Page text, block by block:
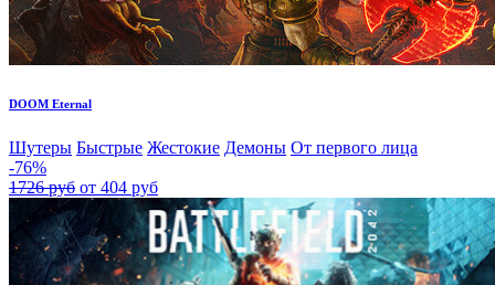
DOOM Eternal
Шутеры Быстрые Жестокие Демоны От первого лица
-76%
1726 руб от 404 руб